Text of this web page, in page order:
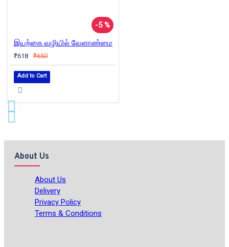
-5 %
இயற்கை வழியில் வேளாண்மை
₹618 ₹650
Add to Cart
About Us
About Us
Delivery
Privacy Policy
Terms & Conditions